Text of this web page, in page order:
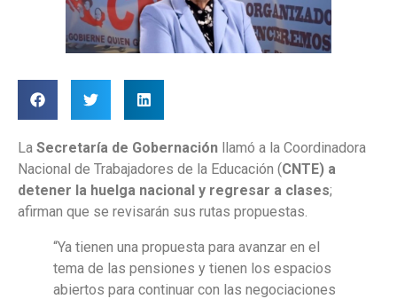
La Secretaría de Gobernación llamó a la Coordinadora
Nacional de Trabajadores de la Educación (CNTE) a
detener la huelga nacional y regresar a clases;
afirman que se revisarán sus rutas propuestas.
“Ya tienen una propuesta para avanzar en el
tema de las pensiones y tienen los espacios
abiertos para continuar con las negociaciones